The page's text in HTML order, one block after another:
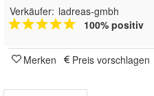
Verkäufer: ladreas-gmbh
100% positiv
Merken Preis vorschlagen